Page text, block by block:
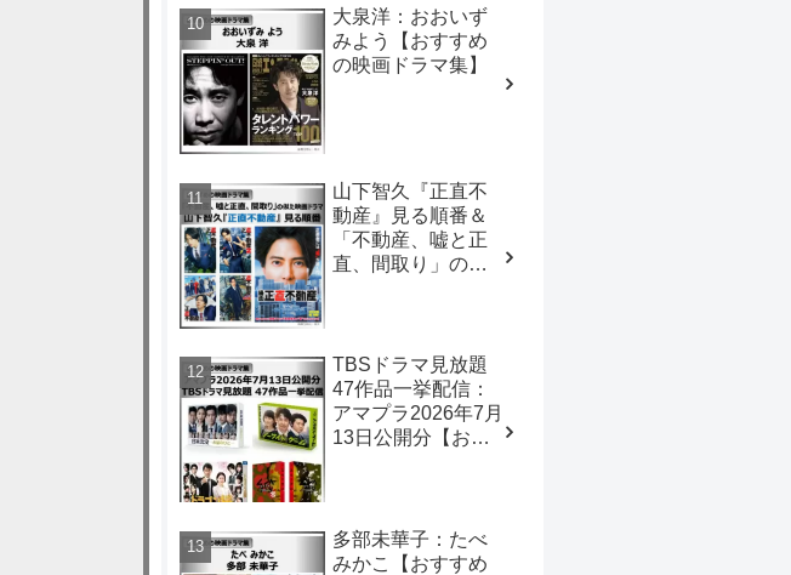
大泉洋：おおいず
みよう【おすすめ
の映画ドラマ集】
山下智久『正直不
動産』見る順番＆
「不動産、嘘と正
直、間取り」の似
TBSドラマ見放題
47作品一挙配信：
アマプラ2026年7月
13日公開分【おす
多部未華子：たべ
みかこ【おすすめ